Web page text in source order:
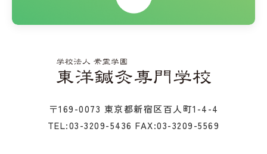
〒169-0073 東京都新宿区百人町1-4-4
TEL:03-3209-5436 FAX:03-3209-5569